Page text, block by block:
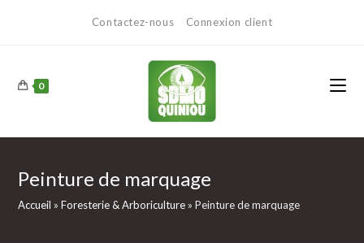
Contactez-nous Connexion client
0
Peinture de marquage
Accueil »Foresterie & Arboriculture »Peinture de marquage